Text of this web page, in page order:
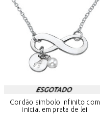
Cordão simbolo infinito com
inicial em prata de lei